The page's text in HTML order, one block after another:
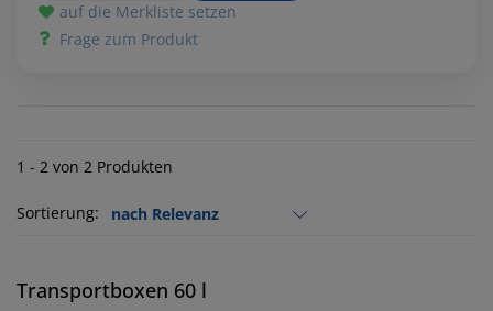
auf die Merkliste setzen
Frage zum Produkt
1 - 2 von 2 Produkten
Sortierung:
Transportboxen 60 l